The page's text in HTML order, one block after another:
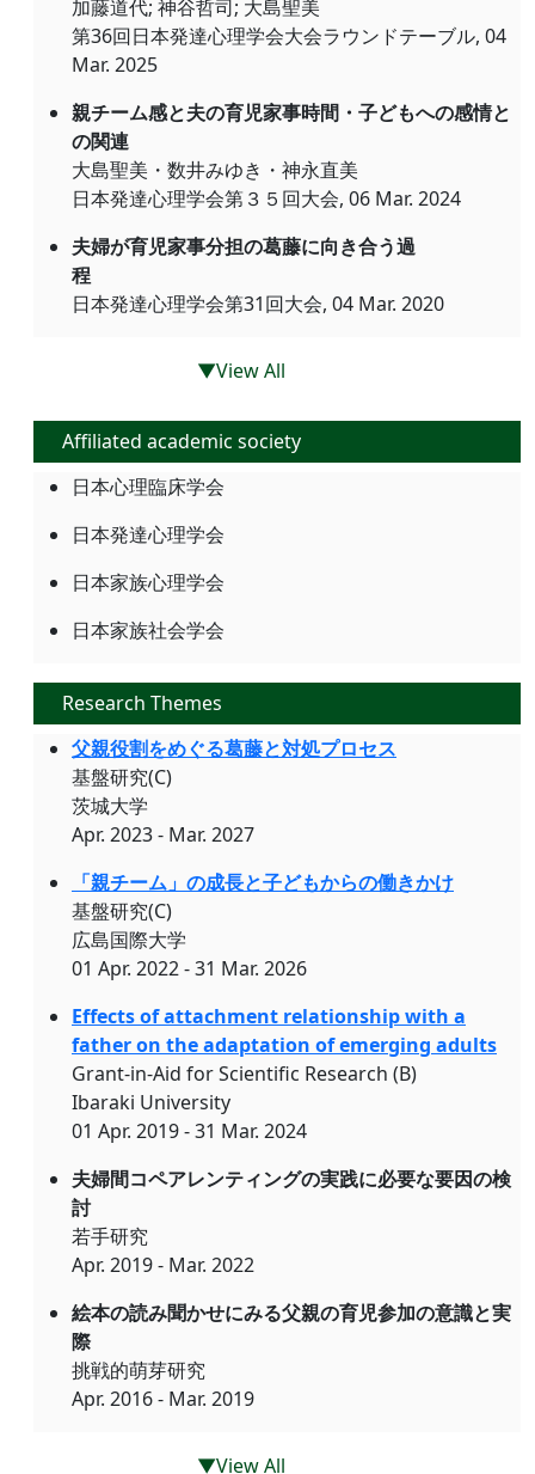
加藤道代; 神谷哲司; 大島聖美
第36回日本発達心理学会大会ラウンドテーブル, 04
Mar. 2025
親チーム感と夫の育児家事時間・子どもへの感情と
の関連
大島聖美・数井みゆき・神永直美
日本発達心理学会第３５回大会, 06 Mar. 2024
夫婦が育児家事分担の葛藤に向き合う過
程
日本発達心理学会第31回大会, 04 Mar. 2020
▼View All
Affiliated academic society
日本心理臨床学会
日本発達心理学会
日本家族心理学会
日本家族社会学会
Research Themes
父親役割をめぐる葛藤と対処プロセス
基盤研究(C)
茨城大学
Apr. 2023 - Mar. 2027
「親チーム」の成長と子どもからの働きかけ
基盤研究(C)
広島国際大学
01 Apr. 2022 - 31 Mar. 2026
Effects of attachment relationship with a
father on the adaptation of emerging adults
Grant-in-Aid for Scientific Research (B)
Ibaraki University
01 Apr. 2019 - 31 Mar. 2024
夫婦間コペアレンティングの実践に必要な要因の検
討
若手研究
Apr. 2019 - Mar. 2022
絵本の読み聞かせにみる父親の育児参加の意識と実
際
挑戦的萌芽研究
Apr. 2016 - Mar. 2019
▼View All